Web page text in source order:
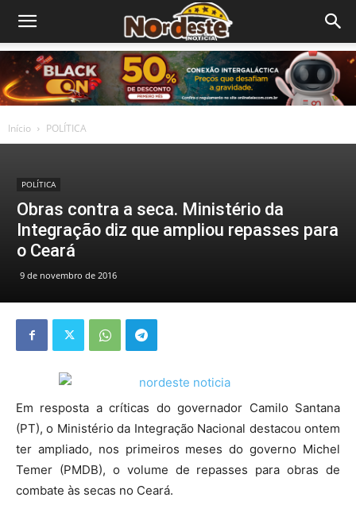
Início POLÍTICA
POLÍTICA
Obras contra a seca. Ministério da
Integração diz que ampliou repasses para
o Ceará
9 de novembro de 2016
Em resposta a críticas do governador Camilo Santana
(PT), o Ministério da Integração Nacional destacou ontem
ter ampliado, nos primeiros meses do governo Michel
Temer (PMDB), o volume de repasses para obras de
combate às secas no Ceará.